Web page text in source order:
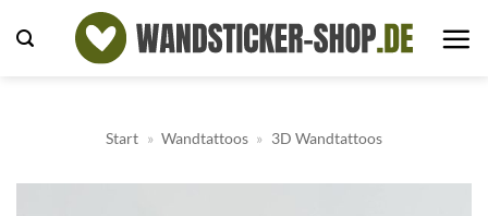
Inhalt
Start » Wandtattoos » 3D Wandtattoos